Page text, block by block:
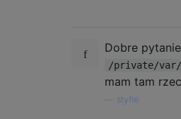
Dobre
/private/var/
mam tam
styfle